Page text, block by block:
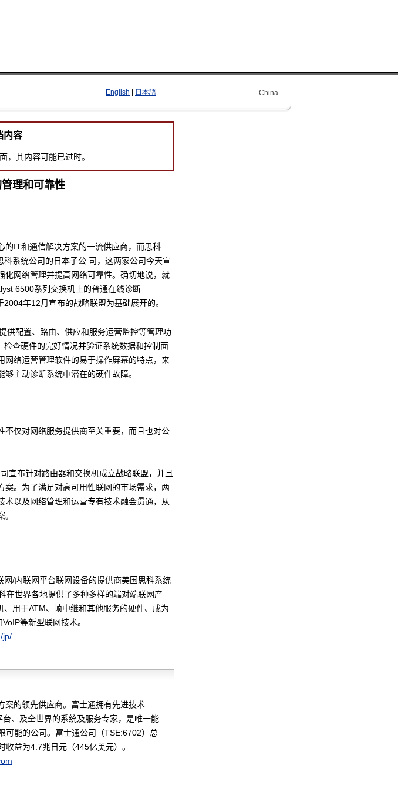
English | 日本語 China
内容
，其内容可能已过时。
理和可靠性
的IT和通信解决方案的一流供应商，而思科
系统公司的日本子公 司，这两家公司今天宣
网络管理并提高网络可靠性。确切地说，就
6500系列交换机上的普通在线诊断
年12月宣布的战略联盟为基础展开的。
供配置、路由、供应和服务运营监控等管理功
查硬件的完好情况并验证系统数据和控制面
络运营管理软件的易于操作屏幕的特点，来
主动诊断系统中潜在的硬件故障。
不仅对网络服务提供商至关重要，而且也对公
宣布针对路由器和交换机成立战略联盟，并且
案。为了满足对高可用性联网的市场需求，两
以及网络管理和运营专有技术融会贯通，从
/内联网平台联网设备的提供商美国思科系统
在世界各地提供了多种多样的端对端联网产
用于ATM、帧中继和其他服务的硬件、成为
等新型联网技术。
jp/
案的领先供应商。富士通拥有先进技术
、及全世界的系统及服务专家，是唯一能
可能的公司。富士通公司（TSE:6702）总
益为4.7兆日元（445亿美元）。